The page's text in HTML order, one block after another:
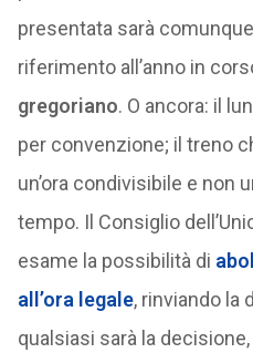
presentata sarà
riferimento all’anno in
gregoriano. O ancora: il
per convenzione; il treno
un’ora condivisibile e non
tempo. Il Consiglio
esame la possibilità di
all’ora legale, rinviando la
qualsiasi sarà la